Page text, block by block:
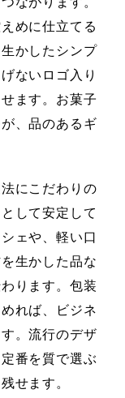
めに仕立てる
かしたシンプ
ないロゴ入り
ます。お菓子
、品のあるギ
にこだわりの
して安定して
ェや、軽い口
生かした品な
ります。包装
れば、ビジネ
。流行のデザ
番を質で選ぶ
せます。